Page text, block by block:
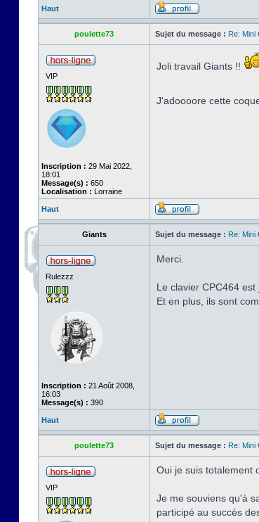
Haut
poulette73 Sujet du message : Re: Mini
VIP
Inscription : 29 Mai 2022,
18:01
Message(s) : 650
Localisation : Lorraine
Joli travail Giants !!
J'adoooore cette
Haut
Giants Sujet du message : Re: Mini
Rulezzz
Inscription : 21 Août 2008,
16:03
Message(s) : 390
Merci.
Le clavier CPC464
Et en plus, ils sont
Haut
poulette73 Sujet du message : Re: Mini
VIP
Oui je suis totalement
Je me souviens qu'à
participé au succès